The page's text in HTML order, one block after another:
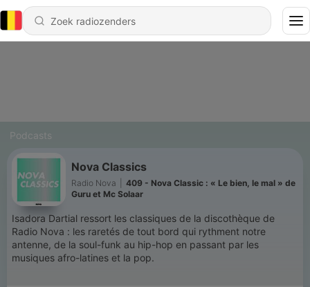
Podcasts
Nova Classics
Radio Nova
409 - Nova Classic : « Le bien, le mal » de
Guru et Mc Solaar
Isadora Dartial ressort les classiques de la discothèque de
Radio Nova : les raretés de tout bord qui rythment notre
antenne, de la soul-funk au hip-hop en passant par les
musiques afro-latines et la pop.